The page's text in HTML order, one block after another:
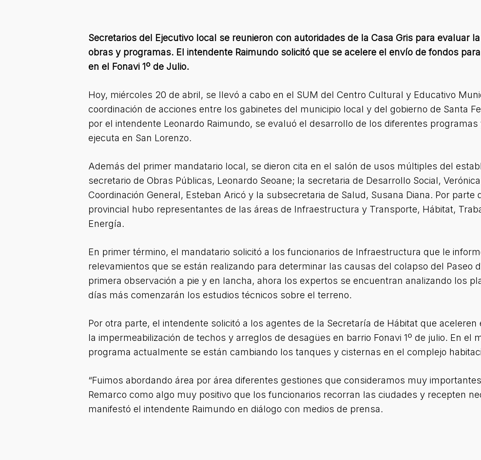
Secretarios del Ejecutivo local se reunieron con autoridades de la Casa Gris para evaluar
obras y programas. El intendente Raimundo solicitó que se acelere el envío de fondos
en el Fonavi 1º de Julio.
Hoy, miércoles 20 de abril, se llevó a cabo en el SUM del Centro Cultural y Educativo
coordinación de acciones entre los gabinetes del municipio local y del gobierno de Santa
por el intendente Leonardo Raimundo, se evaluó el desarrollo de los diferentes programas
ejecuta en San Lorenzo.
Además del primer mandatario local, se dieron cita en el salón de usos múltiples del
secretario de Obras Públicas, Leonardo Seoane; la secretaria de Desarrollo Social,
Coordinación General, Esteban Aricó y la subsecretaria de Salud, Susana Diana. Por parte
provincial hubo representantes de las áreas de Infraestructura y Transporte, Hábitat,
Energía.
En primer término, el mandatario solicitó a los funcionarios de Infraestructura que le
relevamientos que se están realizando para determinar las causas del colapso del Paseo
primera observación a pie y en lancha, ahora los expertos se encuentran analizando los
días más comenzarán los estudios técnicos sobre el terreno.
Por otra parte, el intendente solicitó a los agentes de la Secretaría de Hábitat que
la impermeabilización de techos y arreglos de desagües en barrio Fonavi 1º de julio. En el
programa actualmente se están cambiando los tanques y cisternas en el complejo
“Fuimos abordando área por área diferentes gestiones que consideramos muy
Remarco como algo muy positivo que los funcionarios recorran las ciudades y recepten
manifestó el intendente Raimundo en diálogo con medios de prensa.